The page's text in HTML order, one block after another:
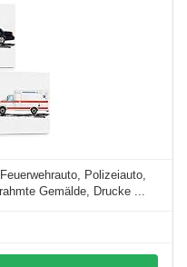
Polizeiauto,
Gemälde, Drucke ...